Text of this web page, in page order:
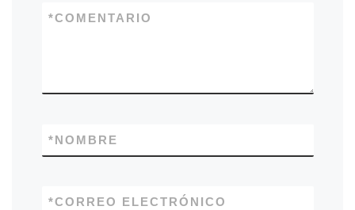
COMENTARIO
*
NOMBRE
*
CORREO ELECTRÓNICO
*